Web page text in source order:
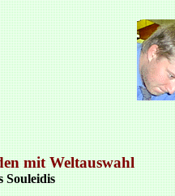
mit Weltauswahl
Souleidis